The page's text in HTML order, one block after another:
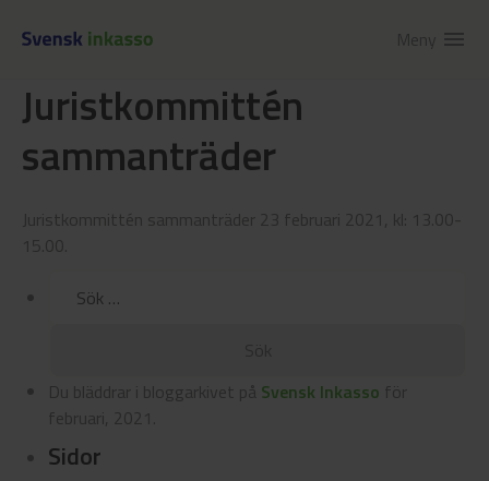
Meny menu
Juristkommittén
sammanträder
Juristkommittén sammanträder 23 februari 2021, kl: 13.00-
15.00.
efter:
Du bläddrar i bloggarkivet på Svensk Inkasso för
februari, 2021.
Sidor